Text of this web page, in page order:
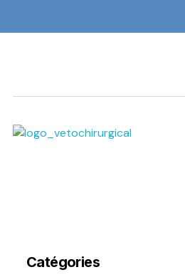
Catégories